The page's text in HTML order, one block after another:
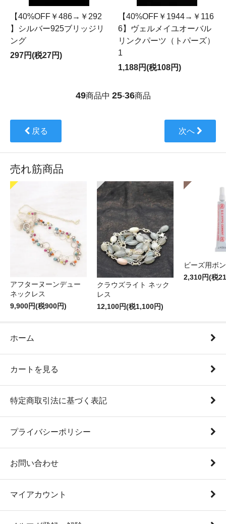
【40%OFF￥486→￥292
】シルバー925ブリッジリ
ング
297円(税27円)
【40%OFF￥1944→￥116
6】ヴェルメイユオーバル
リンクパーツ（トパーズ）
1
1,188円(税108円)
49商品中 25-36商品
戻る 次へ
売れ筋商品
アフターヌーンデュー
ネックレス
9,900円(税900円)
クラウズライト ネック
レス
12,100円(税1,100円)
ビーズ用ボ
2,310円(税
ホーム
カートを見る
特定商取引法に基づく表記
プライバシーポリシー
お問い合わせ
マイアカウント